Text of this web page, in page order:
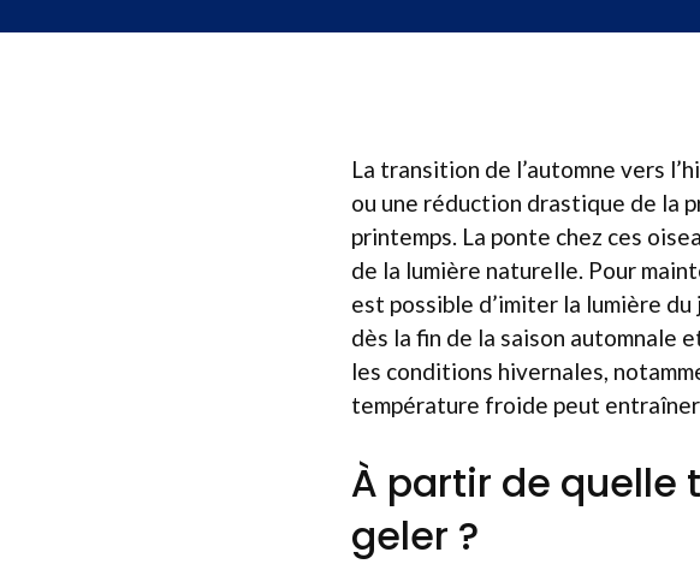
La transition de l’automne vers
ou une réduction drastique de la
printemps. La ponte chez ces
de la lumière naturelle. Pour
est possible d’imiter la lumière
dès la fin de la saison automnale
les conditions hivernales,
température froide peut
À partir de
geler ?